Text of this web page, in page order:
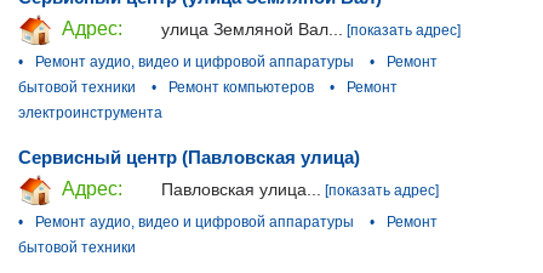
Адрес:
улица Земляной Вал... [показать адрес]
•
Ремонт аудио, видео и цифровой аппаратуры •
Ремонт
бытовой техники
• Ремонт компьютеров •
Ремонт
электроинструмента
Сервисный центр (Павловская улица)
Адрес:
Павловская улица...
[показать адрес]
•
Ремонт аудио, видео и цифровой аппаратуры •
Ремонт
бытовой техники